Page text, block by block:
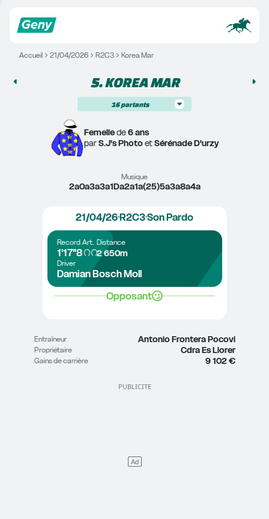
Accueil 21/04/2026 R2C3 Korea Mar
5. KOREA MAR
16 partants
Femelle de 6 ans
par S.J's Photo et Sérénade D'urzy
Musique
2a0a3a3a1Da2a1a(25)5a3a8a4a
21/04/26R2C3Son Pardo
Record
1'17"8
Art. Distance
2 650m
Driver
Damian Bosch Moll
Opposant
Entraîneur Antonio Frontera Pocovi
Propriétaire Cdra Es Llorer
Gains de carrière 9 102 €